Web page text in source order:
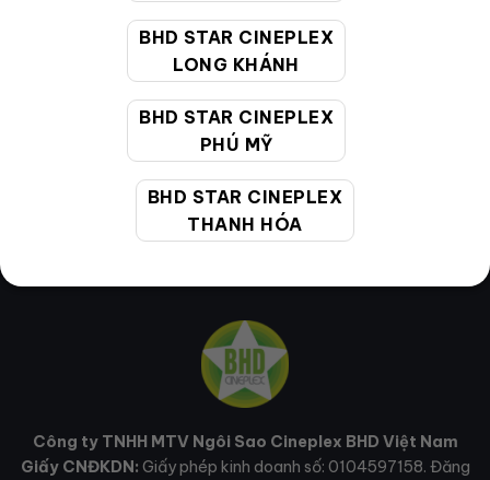
BHD STAR CINEPLEX
LONG KHÁNH
BHD STAR CINEPLEX
PHÚ MỸ
BHD STAR CINEPLEX
THANH HÓA
gồm cả Lễ, Tết)
cskh@bhdstar.vn
MẠNG XÃ HỘI
Công ty TNHH MTV Ngôi Sao Cineplex BHD Việt Nam
Giấy CNĐKDN: Giấy phép kinh doanh số: 0104597158. Đăng